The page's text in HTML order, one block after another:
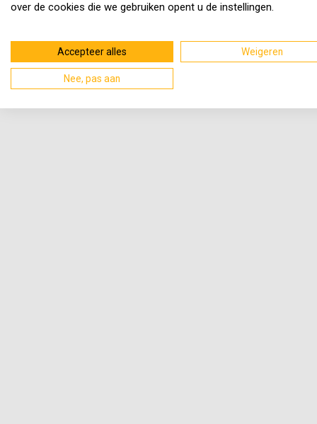
over de cookies die we gebruiken opent u de instellingen.
Accepteer alles Weigeren
Nee, pas aan